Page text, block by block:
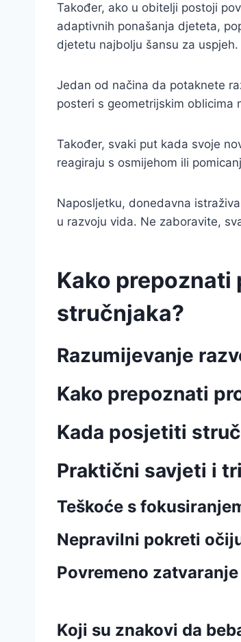
Također, ako u obitelji postoji
adaptivnih ponašanja djeteta,
djetetu najbolju šansu za uspjeh.
Jedan od načina da potaknete
posteri s geometrijskim oblicima
Također, svaki put kada svoje
reagiraju s osmijehom ili
Naposljetku, donedavna
u razvoju vida. Ne zaboravite,
Kako prepoznati
stručnjaka?
Razumijevanje
Kako prepoznati
Kada posjetiti
Praktični savjeti i
Teškoće s
Nepravilni pokreti
Povremeno
Koji su znakovi da